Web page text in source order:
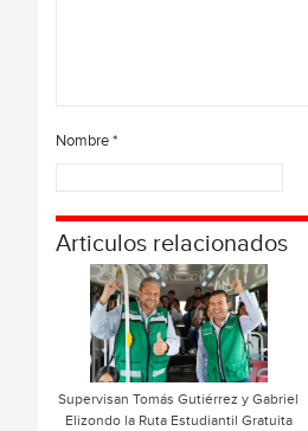
Nombre*
Articulos relacionados
Supervisan Tomás Gutiérrez y Gabriel
Elizondo la Ruta Estudiantil Gratuita